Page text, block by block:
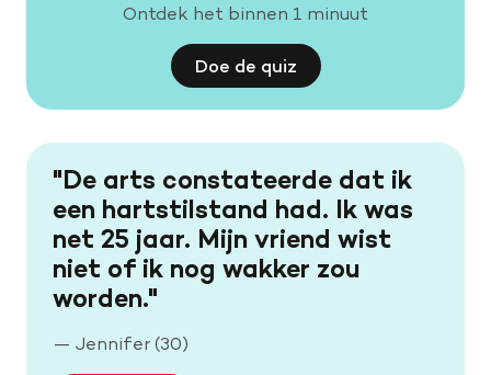
Ontdek het binnen 1 minuut
Doe de quiz
De arts constateerde dat ik
een hartstilstand had. Ik was
net 25 jaar. Mijn vriend wist
niet of ik nog wakker zou
worden.
— Jennifer (30)